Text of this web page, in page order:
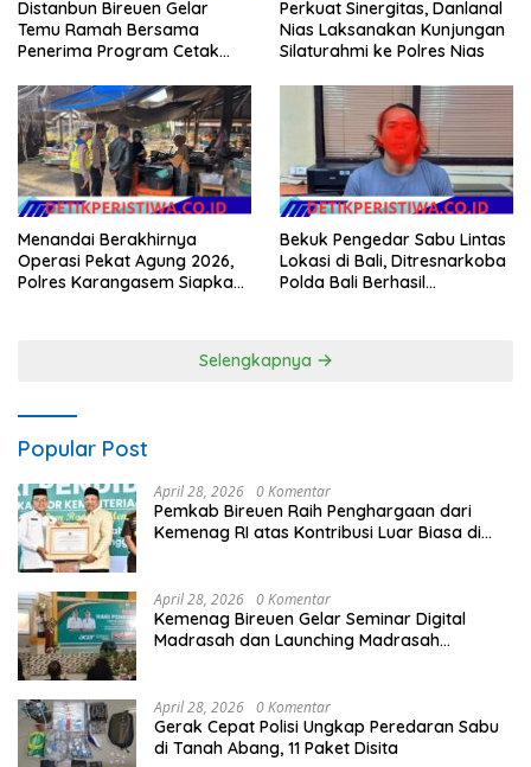
Distanbun Bireuen Gelar
Temu Ramah Bersama
Penerima Program Cetak
Klarifikasi Isu Hoax
Perkuat Sinergitas, Danlanal
Nias Laksanakan Kunjungan
Silaturahmi ke Polres Nias
Menandai Berakhirnya
Operasi Pekat Agung 2026,
Polres Karangasem Siapkan
Bekuk Pengedar Sabu Lintas
Lokasi di Bali, Ditresnarkoba
Polda Bali Berhasil
Selengkapnya
Popular Post
April 28, 2026 0 Komentar
Pemkab Bireuen Raih Penghargaan dari
Kemenag RI atas Kontribusi Luar Biasa di
April 28, 2026 0 Komentar
Kemenag Bireuen Gelar Seminar Digital
Madrasah dan Launching Madrasah
April 28, 2026 0 Komentar
Gerak Cepat Polisi Ungkap Peredaran Sabu
di Tanah Abang, 11 Paket Disita